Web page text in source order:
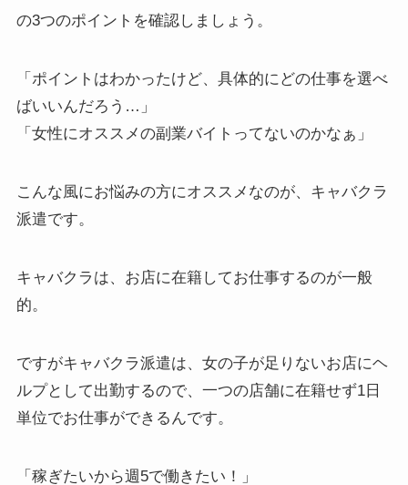
の3つのポイントを確認しましょう。
「ポイントはわかったけど、具体的にどの仕事を選べ
ばいいんだろう…」
「女性にオススメの副業バイトってないのかなぁ」
こんな風にお悩みの方にオススメなのが、 キャバクラ
派遣です。
キャバクラは、お店に在籍してお仕事するのが一般
的。
ですがキャバクラ派遣は、女の子が足りないお店にヘ
ルプとして出勤するので、 一つの店舗に在籍せず1日
単位でお仕事ができるんです。
「稼ぎたいから週5で働きたい！」